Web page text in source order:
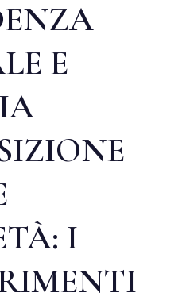
E
I